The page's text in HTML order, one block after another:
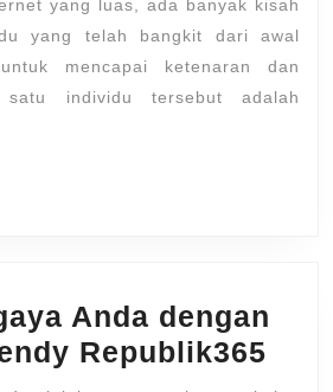
yang luas, ada banyak kisah
yang telah bangkit dari awal
mencapai ketenaran dan
satu individu tersebut adalah
Anda dengan
Republik365